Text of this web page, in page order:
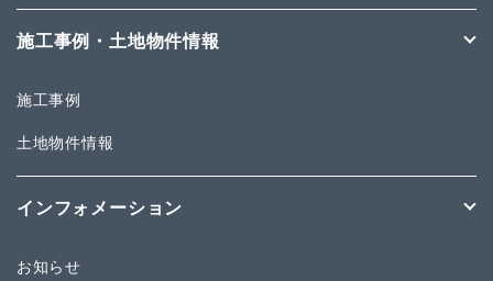
施工事例・土地物件情報
施工事例
土地物件情報
インフォメーション
お知らせ